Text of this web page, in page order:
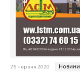
26 Червня 2020 Новини